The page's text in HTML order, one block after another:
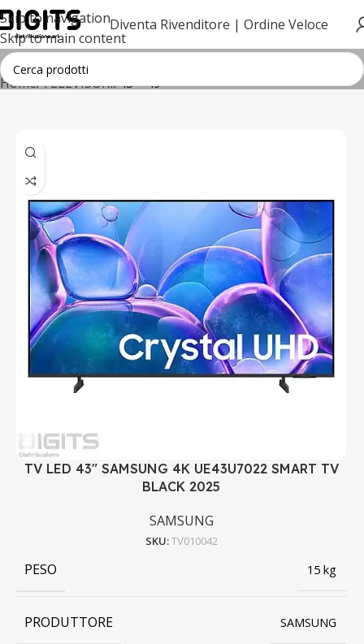
Skip to navigation
Skip to main content
Diventa Rivenditore | Ordine Veloce
Home TELEVISORI 43"- 49"
TV LED 43" SAMSUNG 4K UE43U7022 SMART TV
BLACK 2025
SAMSUNG
SKU:TV010042
PESO 15 kg
PRODUTTORE SAMSUNG